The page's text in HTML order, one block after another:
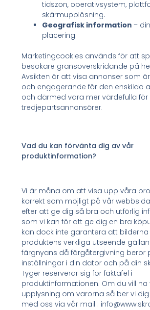
tidszon, operativsystem,
skärmupplösning.
Geografisk information –
placering.
Marketingcookies används för att
besökare gränsöverskridande på
Avsikten är att visa annonser som
och engagerande för den enskilda
och därmed vara mer värdefulla
tredjepartsannonsörer.
Vad du kan förvänta dig av vår
produktinformation?
Vi är måna om att visa upp våra
korrekt som möjligt på vår
efter att ge dig så bra och utförlig
som vi kan för att ge dig en bra
kan dock inte garantera att
produktens verkliga utseende
färgnyans då färgåtergivning beror
inställningar i din dator och på din
Tyger reserverar sig för faktafel i
produktinformationen. Om du vill ha
upplysning om varorna så ber vi
med oss via vår mail :